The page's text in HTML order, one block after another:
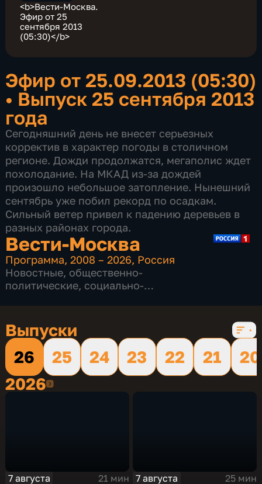
<b>Вести-Москва.
Эфир от 25
сентября 2013
(05:30)</b>
Эфир от 25.09.2013 (05:30)
• Выпуск 25 сентября 2013
года
Сегодняшний день не внесет серьезных
корректив в характер погоды в столичном
регионе. Дожди продолжатся, мегаполис ждет
похолодание. На МКАД из-за дождей
произошло небольшое затопление. Нынешний
сентябрь уже побил рекорд по осадкам.
Сильный ветер привел к падению деревьев в
разных районах города.
Вести-Москва
Программа,2008 – 2026, Россия
Новостные, общественно-
политические, социально-
Выпуски
26
25 24 23 22 21
20
20262026
7 августа 21 мин 7 августа 25 мин